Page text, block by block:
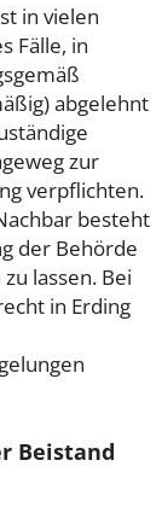
in vielen
Fälle, in
abgelehnt
zur
verpflichten.
besteht
der Behörde
lassen. Bei
in Erding
Beistand